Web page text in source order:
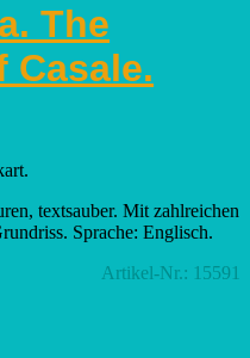
The
Casale.
textsauber. Mit zahlreichen
Sprache: Englisch.
Artikel-Nr.: 15591